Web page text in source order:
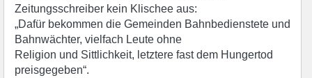
Zeitungsschreiber kein Klischee aus:
„Dafür bekommen die Gemeinden Bahnbedienstete und
Bahnwächter, vielfach Leute ohne
Religion und Sittlichkeit, letztere fast dem Hungertod
preisgegeben“.